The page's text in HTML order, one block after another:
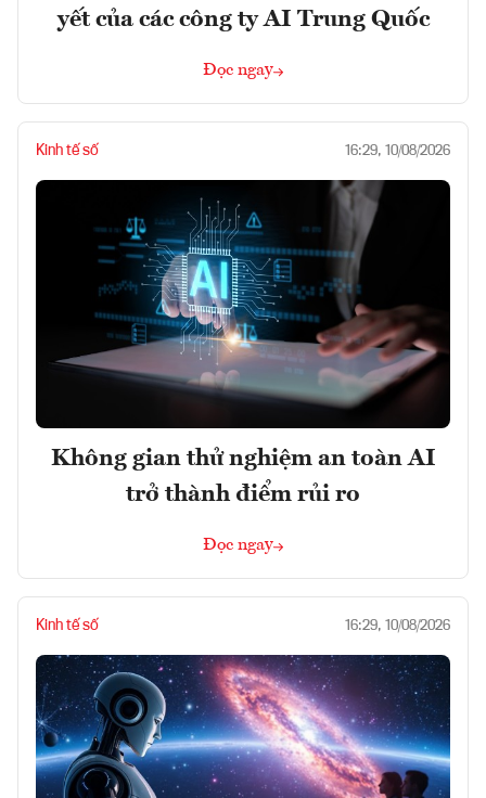
yết của các công ty AI Trung Quốc
Đọc ngay
Kinh tế số 16:29, 10/08/2026
Không gian thử nghiệm an toàn AI
trở thành điểm rủi ro
Đọc ngay
Kinh tế số 16:29, 10/08/2026